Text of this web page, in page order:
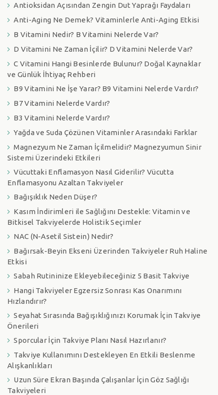
Antioksidan Açısından Zengin Dut Yaprağı Faydaları
Anti-Aging Ne Demek? Vitaminlerle Anti-Aging Etkisi
B Vitamini Nedir? B Vitamini Nelerde Var?
D Vitamini Ne Zaman İçilir? D Vitamini Nelerde Var?
C Vitamini Hangi Besinlerde Bulunur? Doğal Kaynaklar
ve Günlük İhtiyaç Rehberi
B9 Vitamini Ne İşe Yarar? B9 Vitamini Nelerde Vardır?
B7 Vitamini Nelerde Vardır?
B3 Vitamini Nelerde Vardır?
Yağda ve Suda Çözünen Vitaminler Arasındaki Farklar
Magnezyum Ne Zaman İçilmelidir? Magnezyumun Sinir
Sistemi Üzerindeki Etkileri
Vücuttaki Enflamasyon Nasıl Giderilir? Vücutta
Enflamasyonu Azaltan Takviyeler
Bağışıklık Neden Düşer?
Kasım İndirimleri ile Sağlığını Destekle: Vitamin ve
Bitkisel Takviyelerde Holistik Seçimler
NAC (N-Asetil Sistein) Nedir?
Bağırsak-Beyin Ekseni Üzerinden Takviyeler Ruh Haline
Etkisi
Sabah Rutininize Ekleyebileceğiniz 5 Basit Takviye
Hangi Takviyeler Egzersiz Sonrası Kas Onarımını
Hızlandırır?
Seyahat Sırasında Bağışıklığınızı Korumak İçin Takviye
Önerileri
Sporcular İçin Takviye Planı Nasıl Hazırlanır?
Takviye Kullanımını Destekleyen En Etkili Beslenme
Alışkanlıkları
Uzun Süre Ekran Başında Çalışanlar İçin Göz Sağlığı
Takviyeleri